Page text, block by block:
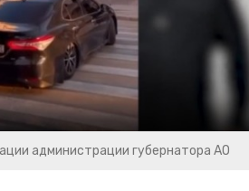
Video
администрации губернатора АО